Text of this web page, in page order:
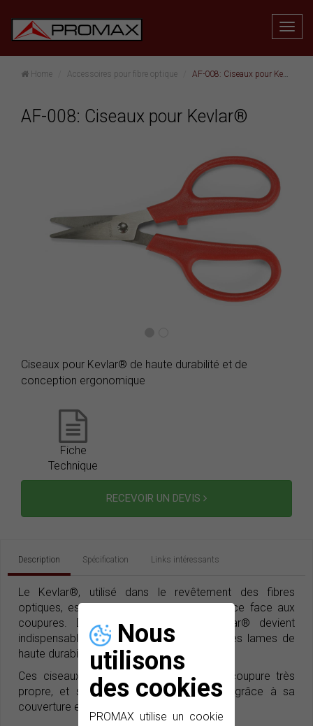
Nous
utilisons
des cookies
PROMAX utilise un cookie
Home Accessoires pour fibre optique AF-008: Ciseaux pour Kevlar®
AF-008: Ciseaux pour Kevlar®
Ciseaux pour Kevlar® de haute durabilité et de
conception ergonomique
Fiche
Technique
RECEVOIR UN DEVIS
Description Spécification Links intéressants
Le Kevlar®, utilisé dans le revêtement des fibres
optiques, est un matériel à haute résistance face aux
coupures. Donc, pour couper du Kevlar® devient
indispensable un outil de coupure avec des lames de
haute durabilité.
Ces ciseaux permettent d’effectuer une coupure très
propre, et sont très agréables à utiliser grâce à sa
couverture en plastique.